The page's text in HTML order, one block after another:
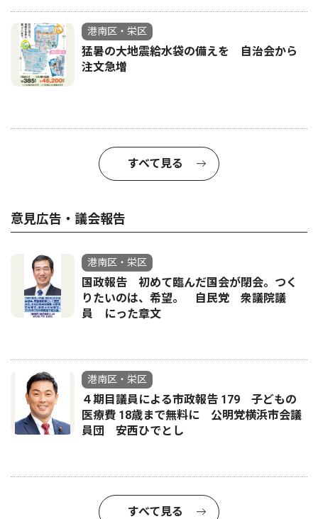
港南区・栄区
猛暑の大地震給水袋の備えを 自治会から
注文急増
すべて見る
意見広告・議会報告
港南区・栄区
国政報告 初めて臨んだ国会が閉会。つく
りたいのは、希望。 自民党 衆議院議
員 にった章文
港南区・栄区
４期目議員による市政報告 179 子どもの
医療費 18歳まで無料に 公明党横浜市会議
員団 安西ひでとし
すべて見る